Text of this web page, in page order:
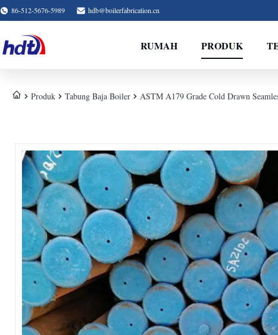
86-512-5676-5989 hdb@boilerfabrication.cn
RUMAH PRODUK
Produk Tabung Baja Boiler ASTM A179 Grade Cold Drawn